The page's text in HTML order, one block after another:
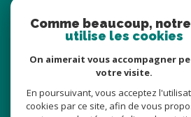
Adhérents
Comme beaucoup,
utilise les cookies
On aimerait vous accompagner
votre visite.
En poursuivant, vous acceptez
cookies par ce site, afin de vous